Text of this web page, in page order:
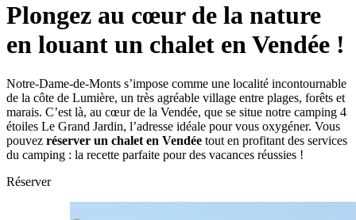
Plongez au cœur de la nature
en louant un chalet en Vendée !
Notre-Dame-de-Monts s’impose comme une localité incontournable
de la côte de Lumière, un très agréable village entre plages, forêts et
marais. C’est là, au cœur de la Vendée, que se situe notre camping 4
étoiles Le Grand Jardin, l’adresse idéale pour vous oxygéner. Vous
pouvez réserver un chalet en Vendée tout en profitant des services
du camping : la recette parfaite pour des vacances réussies !
Réserver